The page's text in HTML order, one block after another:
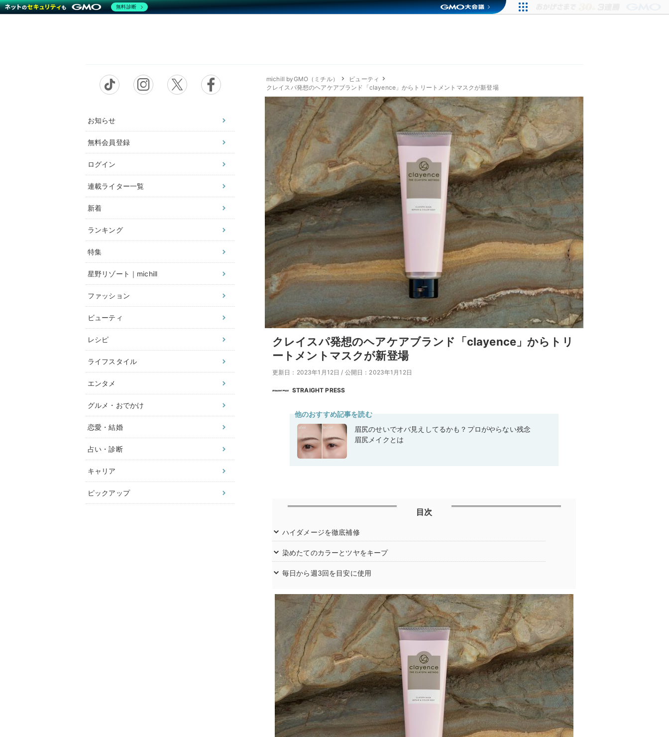
お知らせ
無料会員登録
ログイン
連載ライター一覧
新着
ランキング
特集
星野リゾート｜michill
ファッション
ビューティ
レシピ
ライフスタイル
エンタメ
グルメ・おでかけ
恋愛・結婚
占い・診断
キャリア
ピックアップ
michill byGMO（ミチル）
ビューティ
クレイスパ発想のヘアケアブランド「clayence」からトリートメントマスクが新登場
クレイスパ発想のヘアケアブランド「clayence」からトリ
ートメントマスクが新登場
更新日：2023年1月12日 / 公開日：2023年1月12日
STRAIGHT PRESS
他のおすすめ記事を読む
眉尻のせいでオバ見えしてるかも？プロがやらない残念
眉尻メイクとは
目次
ハイダメージを徹底補修
染めたてのカラーとツヤをキープ
毎日から週3回を目安に使用
無料診断